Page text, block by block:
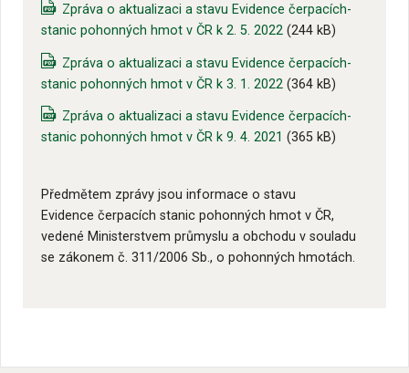
Zpráva o aktualizaci a stavu Evidence čerpacích-
stanic pohonných hmot v ČR k 2. 5. 2022 (244 kB)
Zpráva o aktualizaci a stavu Evidence čerpacích-
stanic pohonných hmot v ČR k 3. 1. 2022 (364 kB)
Zpráva o aktualizaci a stavu Evidence čerpacích-
stanic pohonných hmot v ČR k 9. 4. 2021 (365 kB)
Předmětem zprávy jsou informace o stavu
Evidence čerpacích stanic pohonných hmot v ČR,
vedené Ministerstvem průmyslu a obchodu v souladu
se zákonem č. 311/2006 Sb., o pohonných hmotách.